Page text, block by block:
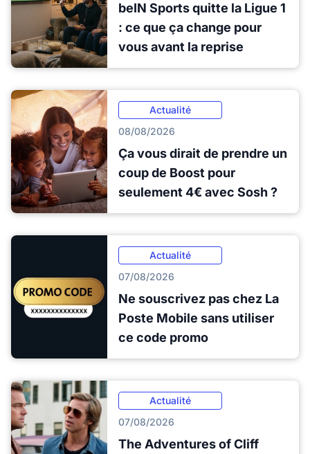
beIN Sports quitte la Ligue 1
: ce que ça change pour
vous avant la reprise
Actualité
08/08/2026
Ça vous dirait de prendre un
coup de Boost pour
seulement 4€ avec Sosh ?
Actualité
07/08/2026
Ne souscrivez pas chez La
Poste Mobile sans utiliser
ce code promo
Actualité
07/08/2026
The Adventures of Cliff